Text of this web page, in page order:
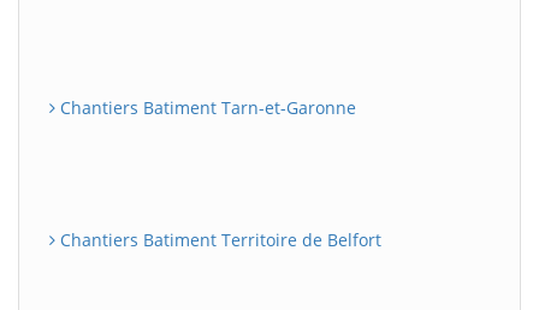
Chantiers Batiment Tarn-et-Garonne
Chantiers Batiment Territoire de Belfort